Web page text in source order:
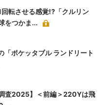
転させる感覚!?「クルリン
をつかま...
「ポケッタブル ランドリート
査2025】＜前編＞220Yは飛